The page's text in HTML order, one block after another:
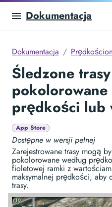
Dokumentacja
Dokumentacja
Śledzone trasy
pokolorowane
prędkości lub
App Store
Dostępne w wersji pełnej
Zarejestrowane trasy mogą
pokolorowane według
fioletowej ramki z
maksymalnej prędkości,
trasy.